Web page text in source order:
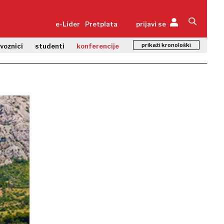
e-Lider Pretplata prijavi se
studenti konferencije prikaži kronološki